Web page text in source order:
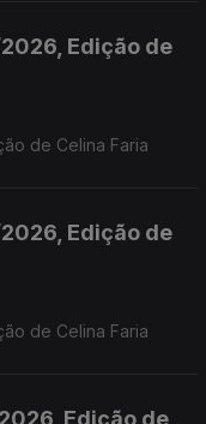
Edição de
de Celina Faria
Edição de
de Celina Faria
Edição de